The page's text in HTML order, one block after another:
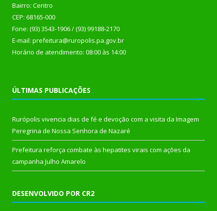
Bairro: Centro
CEP: 68165-000
Fone: (93) 3543-1906 / (93) 99188-2170
E-mail: prefeitura@ruropolis.pa.gov.br
Horário de atendimento: 08:00 às 14:00
ÚLTIMAS PUBLICAÇÕES
Rurópolis vivencia dias de fé e devoção com a visita da Imagem
Peregrina de Nossa Senhora de Nazaré
Prefeitura reforça combate às hepatites virais com ações da
campanha Julho Amarelo
DESENVOLVIDO POR CR2